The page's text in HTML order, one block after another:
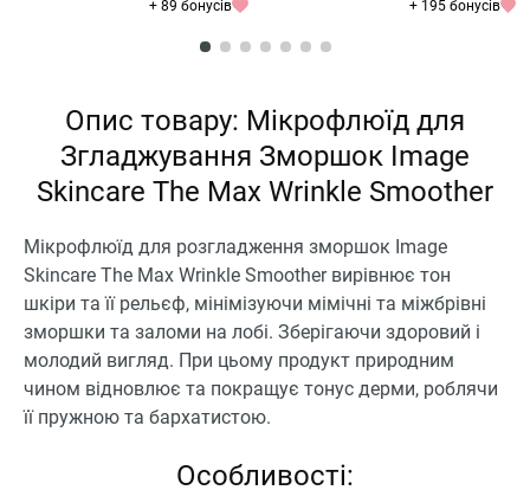
+ 89 бонусів + 195 бонусів
Опис товару: Мікрофлюїд для
Згладжування Зморшок Image
Skincare The Max Wrinkle Smoother
Мікрофлюїд для розгладження зморшок Image
Skincare The Max Wrinkle Smoother вирівнює тон
шкіри та її рельєф, мінімізуючи мімічні та міжбрівні
зморшки та заломи на лобі. Зберігаючи здоровий і
молодий вигляд. При цьому продукт природним
чином відновлює та покращує тонус дерми, роблячи
її пружною та бархатистою.
Особливості: